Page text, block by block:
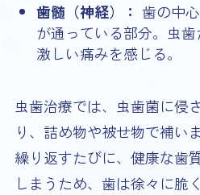
歯髄（神経）： 歯の中
が通っている部分。虫歯
激しい痛みを感じる。
虫歯治療では、虫歯菌に侵
り、詰め物や被せ物で補い
繰り返すたびに、健康な歯
しまうため、歯は徐々に脆